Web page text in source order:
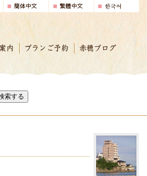
内 プランご予約 赤穂ブログ
索する